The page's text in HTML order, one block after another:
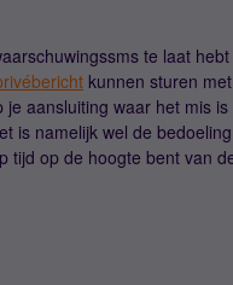
te laat
kunnen sturen
aansluiting waar het mis
is namelijk wel de
tijd op de hoogte bent van